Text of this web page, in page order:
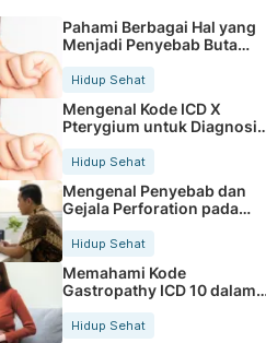
Pahami Berbagai Hal yang
Menjadi Penyebab Buta
Hidup Sehat
Mengenal Kode ICD X
Pterygium untuk Diagnosis
Hidup Sehat
Mengenal Penyebab dan
Gejala Perforation pada
Tubuh
Hidup Sehat
Memahami Kode
Gastropathy ICD 10 dalam
Rekam Medis Pasien
Hidup Sehat